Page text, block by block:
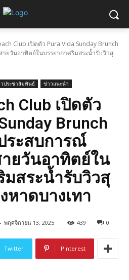
Club เปิดตัว Pura Vida Sunday Brunch
วันอาทิตย์ในบรรยากาศริมสระน้ำรับวิวสุ
ประชาสัมพันธ์ ข่าวแนะนำ
Club เปิดตัว
Brunch
ระสบการณ์
ยวันอาทิตย์ใน
มสระน้ำรับวิวสุ
หาดบางเทา
พฤศจิกายน 13, 2025 439 0
Twitter Pinterest